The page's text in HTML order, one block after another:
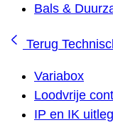
Bals &
Terug
Variabox
Loodvrije
IP en IK uitleg